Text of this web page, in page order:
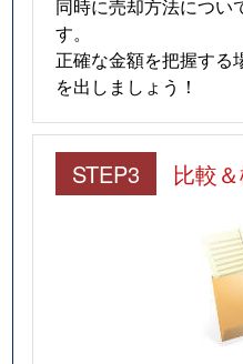
同時に売却方法につい
す。
正確な金額を把握する
を出しましょう！
STEP3 比較